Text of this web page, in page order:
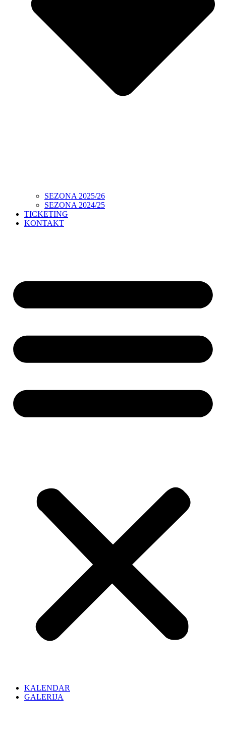
SEZONA 2025/26
SEZONA 2024/25
TICKETING
KONTAKT
KALENDAR
GALERIJA